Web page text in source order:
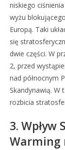
niskiego
wyżu
Europą. Taki
się
dwie części. W
2, przed
nad północnym
Skandynawią. W
rozbicia
3.
Warming